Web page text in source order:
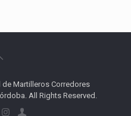
Martilleros Corredores
All Rights Reserved.